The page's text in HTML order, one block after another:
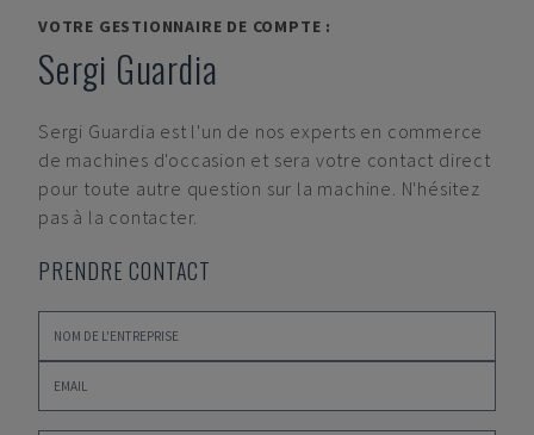
VOTRE GESTIONNAIRE DE COMPTE :
Sergi Guardia
Sergi Guardia est l'un de nos experts en commerce
de machines d'occasion et sera votre contact direct
pour toute autre question sur la machine. N'hésitez
pas à la contacter.
PRENDRE CONTACT